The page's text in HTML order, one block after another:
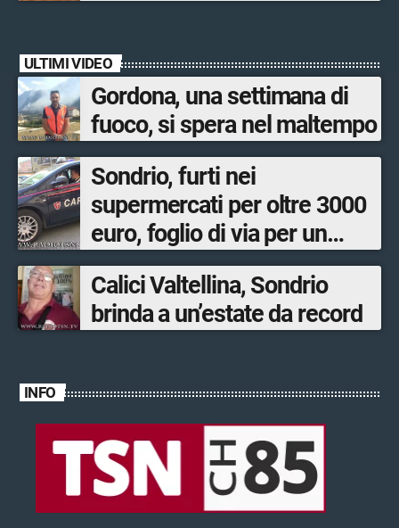
ULTIMI VIDEO
Gordona, una settimana di
fuoco, si spera nel maltempo
Sondrio, furti nei
supermercati per oltre 3000
euro, foglio di via per un
ventinovenne
Calici Valtellina, Sondrio
brinda a un’estate da record
INFO